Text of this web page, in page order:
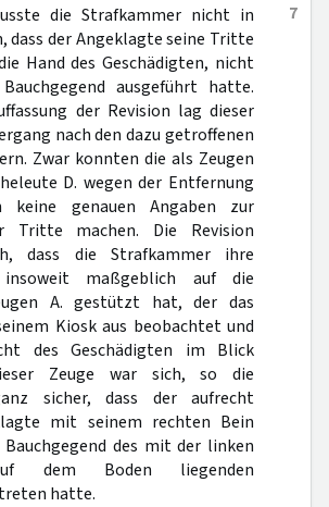
7
die Strafkammer nicht in
dass der Angeklagte seine Tritte
Hand des Geschädigten, nicht
ausgeführt hatte.
der Revision lag dieser
nach den dazu getroffenen
Zwar konnten die als Zeugen
D. wegen der Entfernung
keine genauen Angaben zur
Tritte machen. Die Revision
dass die Strafkammer ihre
insoweit maßgeblich auf die
A. gestützt hat, der das
Kiosk aus beobachtet und
des Geschädigten im Blick
Zeuge war sich, so die
sicher, dass der aufrecht
mit seinem rechten Bein
des mit der linken
dem Boden liegenden
hatte.